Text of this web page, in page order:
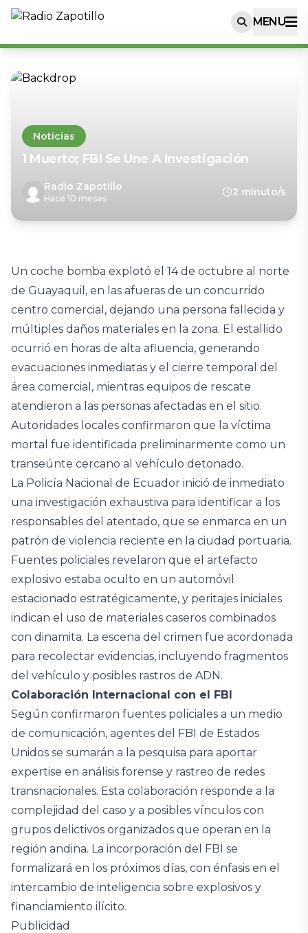
MENU
Noticias
1 Muerto; FBI Se Une A Investigación
Radio Zapotillo
Hace 10 meses
2 minuto/s
Un coche bomba explotó el 14 de octubre al norte
de Guayaquil, en las afueras de un concurrido
centro comercial, dejando una persona fallecida y
múltiples daños materiales en la zona. El estallido
ocurrió en horas de alta afluencia, generando
evacuaciones inmediatas y el cierre temporal del
área comercial, mientras equipos de rescate
atendieron a las personas afectadas en el sitio.
Autoridades locales confirmaron que la víctima
mortal fue identificada preliminarmente como un
transeúnte cercano al vehículo detonado.
La Policía Nacional de Ecuador inició de inmediato
una investigación exhaustiva para identificar a los
responsables del atentado, que se enmarca en un
patrón de violencia reciente en la ciudad portuaria.
Fuentes policiales revelaron que el artefacto
explosivo estaba oculto en un automóvil
estacionado estratégicamente, y peritajes iniciales
indican el uso de materiales caseros combinados
con dinamita. La escena del crimen fue acordonada
para recolectar evidencias, incluyendo fragmentos
del vehículo y posibles rastros de ADN.
Colaboración Internacional con el FBI
Según confirmaron fuentes policiales a un medio
de comunicación, agentes del FBI de Estados
Unidos se sumarán a la pesquisa para aportar
expertise en análisis forense y rastreo de redes
transnacionales. Esta colaboración responde a la
complejidad del caso y a posibles vínculos con
grupos delictivos organizados que operan en la
región andina. La incorporación del FBI se
formalizará en los próximos días, con énfasis en el
intercambio de inteligencia sobre explosivos y
financiamiento ilícito.
Publicidad